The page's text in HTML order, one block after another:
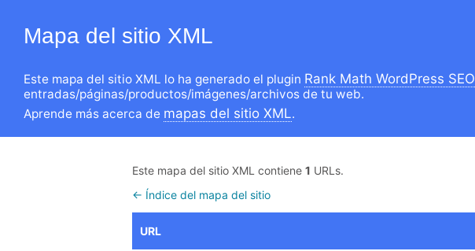
Mapa del sitio XML
Este mapa del sitio XML lo ha generado el plugin Rank Math WordPress SEO
entradas/páginas/productos/imágenes/archivos de tu web.
Aprende más acerca de mapas del sitio XML.
Este mapa del sitio XML contiene 1 URLs.
← Índice del mapa del sitio
URL